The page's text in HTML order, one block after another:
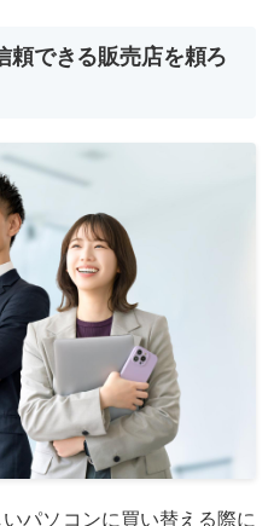
頼できる販売店を頼ろ
パソコンに買い替える際に